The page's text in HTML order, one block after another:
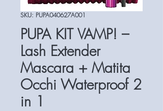
SKU: PUPA040627A001
PUPA KIT VAMP! –
Lash Extender
Mascara + Matita
Occhi Waterproof 2
in 1